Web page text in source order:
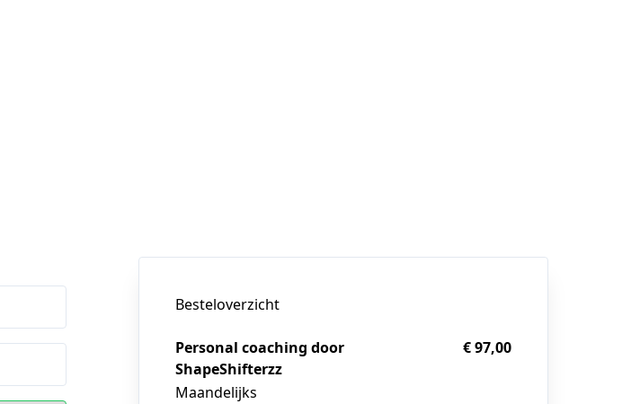
Besteloverzicht
Personal coaching door
ShapeShifterzz
Maandelijks
€ 97,00